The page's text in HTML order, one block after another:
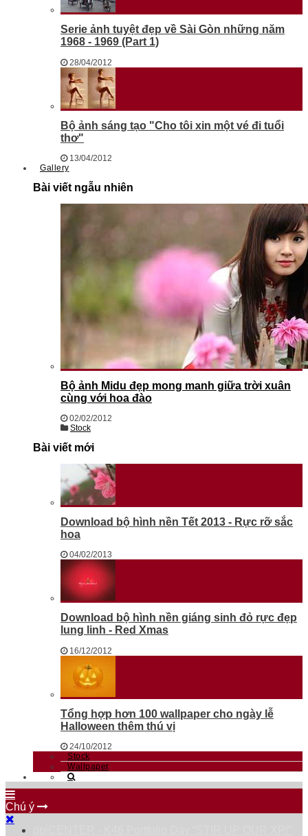
Serie ảnh tuyệt đẹp về Sài Gòn những năm
1968 - 1969 (Part 1)
28/04/2012
Bộ ảnh sáng tạo "Cho tôi xin một vé đi tuổi
thơ"
13/04/2012
Gallery
Bài viết ngẫu nhiên
Bộ ảnh Midu đẹp mong manh giữa trời xuân
cùng với hoa đào
02/02/2012
Stock
Bài viết mới
Download bộ hình nền Tết 2013 - Rực rỡ sắc
hoa
04/02/2013
Download bộ hình nền giáng sinh đỏ rực đẹp
lung linh - Red Xmas
16/12/2012
Tổng hợp hơn 100 wallpaper cho ngày lễ
Halloween thêm thú vị
24/10/2012
Stock
Wallpaper
Chú ý